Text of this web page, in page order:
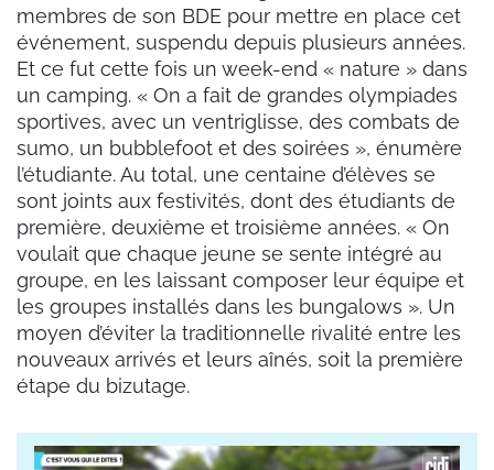
membres de son BDE pour mettre en place cet
événement, suspendu depuis plusieurs années.
Et ce fut cette fois un week-end « nature » dans
un camping. « On a fait de grandes olympiades
sportives, avec un ventriglisse, des combats de
sumo, un bubblefoot et des soirées », énumère
l’étudiante. Au total, une centaine d’élèves se
sont joints aux festivités, dont des étudiants de
première, deuxième et troisième années. « On
voulait que chaque jeune se sente intégré au
groupe, en les laissant composer leur équipe et
les groupes installés dans les bungalows ». Un
moyen d’éviter la traditionnelle rivalité entre les
nouveaux arrivés et leurs aînés, soit la première
étape du bizutage.